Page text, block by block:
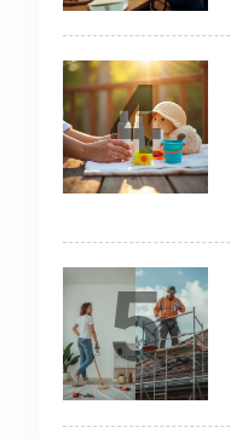
4
5